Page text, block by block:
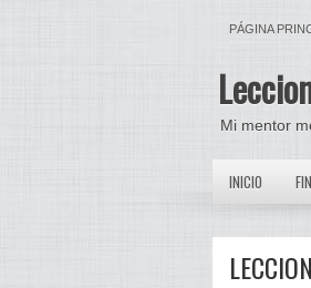
PÁGINA
Mi mentor
INICIO